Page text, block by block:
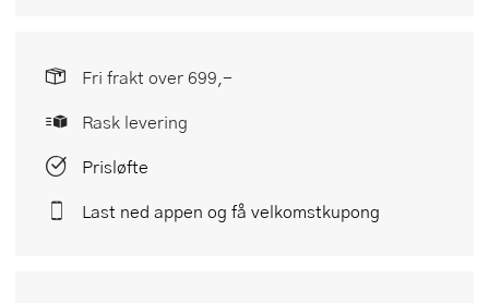
Fri frakt over 699,-
Rask levering
Prisløfte
Last ned appen og få velkomstkupong